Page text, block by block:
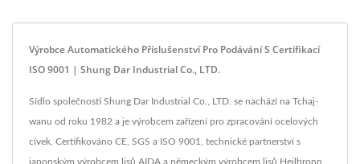
Výrobce Automatického Příslušenství Pro Podávání S Certifikací
ISO 9001 | Shung Dar Industrial Co., LTD.
Sídlo společnosti Shung Dar Industrial Co., LTD. se nachází na Tchaj-
wanu od roku 1982 a je výrobcem zařízení pro zpracování ocelových
cívek. Certifikováno CE, SGS a ISO 9001, technické partnerství s
japonským výrobcem lisů AIDA a německým výrobcem lisů Heilbronn,